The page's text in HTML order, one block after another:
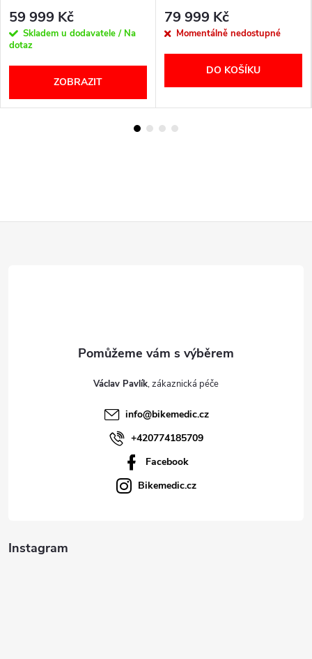
59 999 Kč
Skladem u dodavatele / Na
dotaz
ZOBRAZIT
79 999 Kč
Momentálně nedostupné
DO KOŠÍKU
Václav Pavlík
info@bikemedic.cz
+420774185709
Facebook
Bikemedic.cz
Instagram